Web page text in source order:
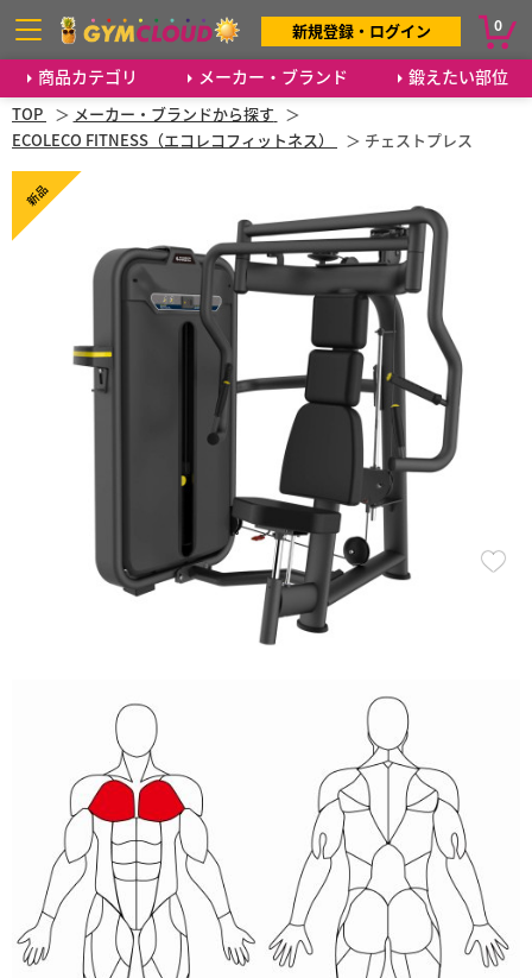
商品カテゴリ メーカー・ブランド 鍛えたい部位
新規登録・ログイン 0
TOP
メーカー・ブランドから探す
ECOLECO FITNESS（エコレコフィットネス）
チェストプレス
新品